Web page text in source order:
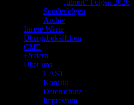
„titriert“ Folgen 2026
Sonderfolgen
Archiv
Innere Werte
Übergabekäffchen
CME
Fördern
Über uns
CAST
Kontakt
Datenschutz
Impressum